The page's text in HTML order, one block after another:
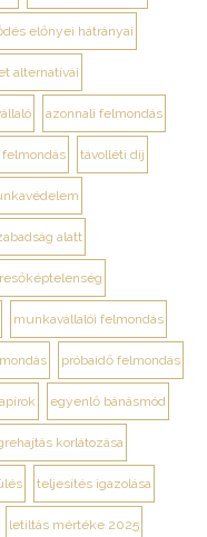
előnyei hátrányai
alternatívái
azonnali felmondás
felmondás távolléti díj
alatt
munkavállalói felmondás
próbaidő felmondás
egyenlő bánásmód
korlátozása
teljesítés igazolása
letiltás mértéke 2025